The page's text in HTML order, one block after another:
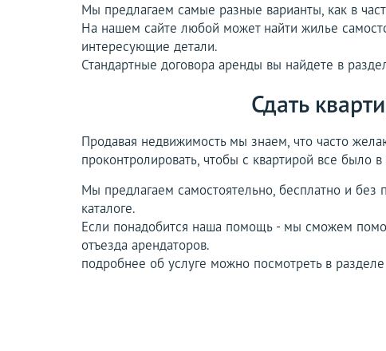
Мы предлагаем самые разные варианты, как в
На нашем сайте любой может найти жилье
интересующие детали.
Стандартные договора аренды вы найдете в
Сдать
Продавая недвижимость мы знаем, что часто
проконтролировать, чтобы с квартирой все было
Мы предлагаем самостоятельно, бесплатно и без
каталоге.
Если понадобится наша помощь - мы сможем
отъезда арендаторов.
подробнее об услуге можно посмотреть в